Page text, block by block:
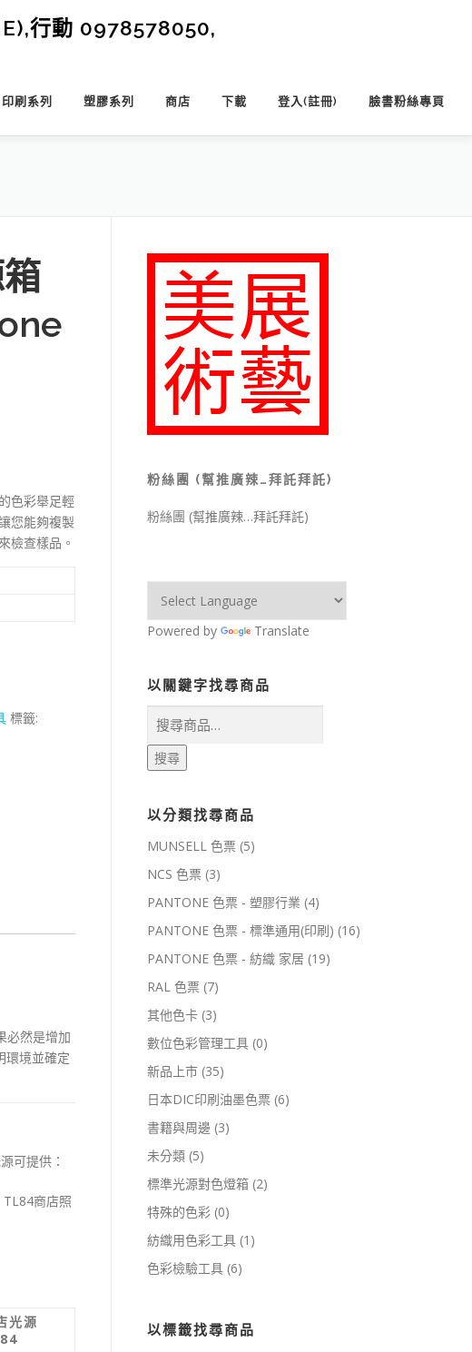
行動 0978578050,
印刷系列 塑膠系列 商店 下載 登入(註冊) 臉書粉絲專頁
色彩舉足輕
您能夠複製
檢查樣品。
標籤:
必然是增加
環境並確定
可提供：
商店照
光源
粉絲團 (幫推廣辣…拜託拜託)
粉絲團 (幫推廣辣…拜託拜託)
Powered by Translate
以關鍵字找尋商品
搜
尋
關
搜尋
以分類找尋商品
MUNSELL 色票 (5)
NCS 色票 (3)
PANTONE 色票 - 塑膠行業 (4)
PANTONE 色票 - 標準通用(印刷) (16)
PANTONE 色票 - 紡織 家居 (19)
RAL 色票 (7)
其他色卡 (3)
數位色彩管理工具 (0)
新品上市 (35)
日本DIC印刷油墨色票 (6)
書籍與周邊 (3)
未分類 (5)
標準光源對色燈箱 (2)
特殊的色彩 (0)
紡織用色彩工具 (1)
色彩檢驗工具 (6)
以標籤找尋商品